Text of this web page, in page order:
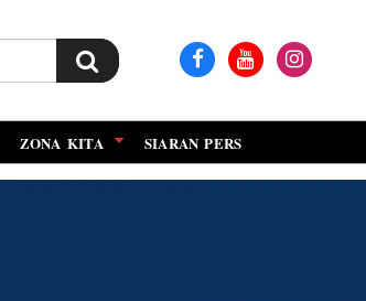
ZONA KITA SIARAN PERS